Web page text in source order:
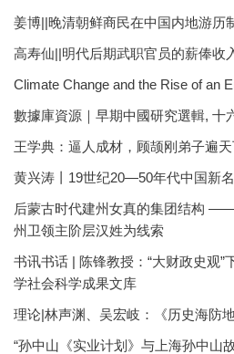
姜博||晚清朝鲜商民在中国内地游历
高寿仙||明代后期武职官员的薪俸收
Climate Change and the Rise of an
數據庫資源｜早期中國研究選輯, 十
王学典：逼人成材，顾颉刚弟子遍
黄兴涛丨19世纪20—50年代中国新
后蒙古时代建州女真的集团结构
州卫领主阶层汉姓为线索
书讯书话 | 陈锋教授：“大财政史观”
学社会科学成果文库
理论|林声渊、吴宏岐：《历史海防
“孙中山《实业计划》与上海孙中山